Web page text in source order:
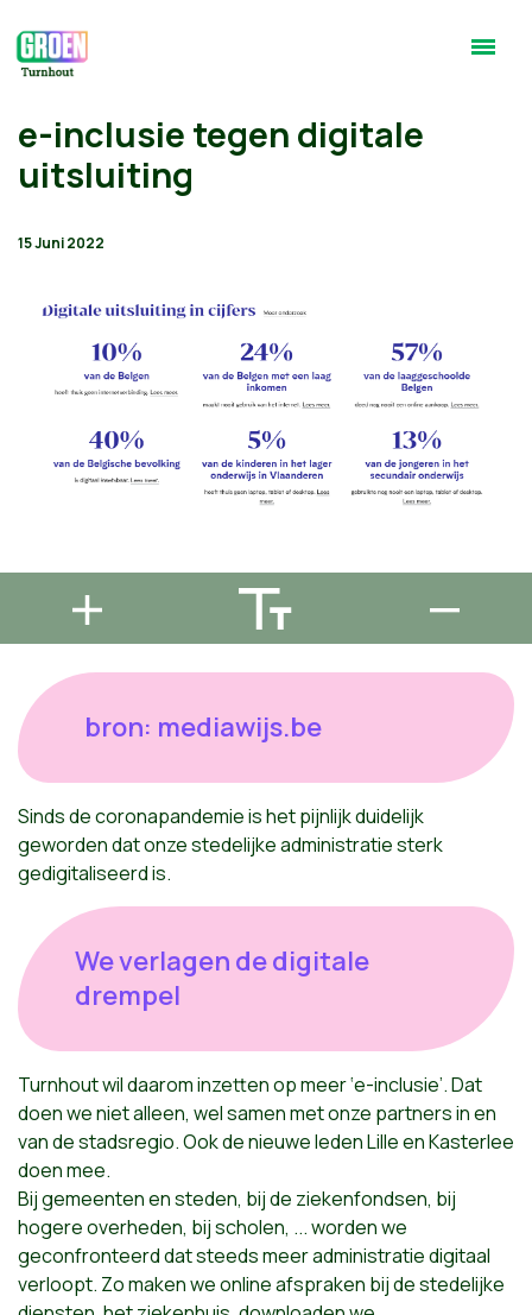
e-inclusie tegen digitale
uitsluiting
15 Juni 2022
bron: mediawijs.be
Sinds de coronapandemie is het pijnlijk duidelijk
geworden dat onze stedelijke administratie sterk
gedigitaliseerd is.
We verlagen de digitale
drempel
Turnhout wil daarom inzetten op meer ‘e-inclusie’. Dat
doen we niet alleen, wel samen met onze partners in en
van de stadsregio. Ook de nieuwe leden Lille en Kasterlee
doen mee.
Bij gemeenten en steden, bij de ziekenfondsen, bij
hogere overheden, bij scholen, ... worden we
geconfronteerd dat steeds meer administratie digitaal
verloopt. Zo maken we online afspraken bij de stedelijke